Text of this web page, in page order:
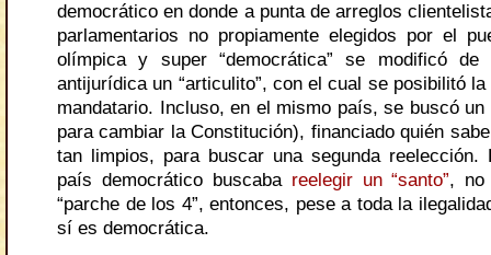
democrático en donde a punta de arreglos
parlamentarios no propiamente elegidos por el
olímpica y super “democrática” se modificó
antijurídica un “articulito”, con el cual se posibilitó
mandatario. Incluso, en el mismo país, se buscó un
para cambiar la Constitución), financiado quién
tan limpios, para buscar una segunda reelección.
país democrático buscaba reelegir un “santo”, no
“parche de los 4”, entonces, pese a toda la
sí es democrática.